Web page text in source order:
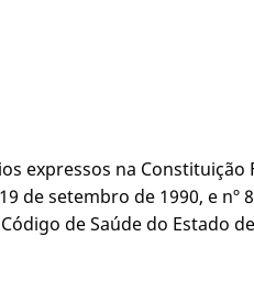
expressos na
de setembro de 1990, e nº
de Saúde do Estado